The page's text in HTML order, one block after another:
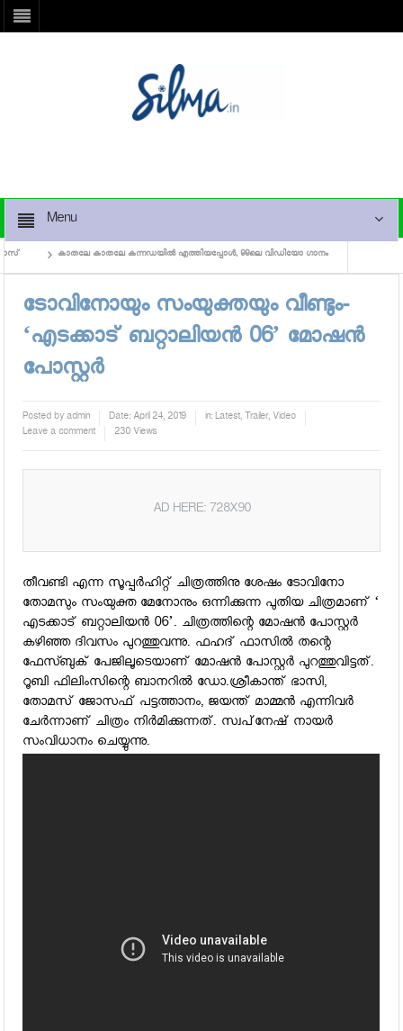
Menu
കാതലേ കാതലേ കന്നഡയില്‍ എത്തിയപ്പോള്‍, 99ലെ വിഡിയോ ഗാനം
ടോവിനോയും സംയുക്തയും വീണ്ടും-
‘എടക്കാട് ബറ്റാലിയന്‍ 06’ മോഷന്‍
പോസ്റ്റര്‍
Posted byadmin Date: April 24, 2019 in:Latest, Trailer, Video
Leave a comment
230 Views
AD HERE: 728X90
തീവണ്ടി എന്ന സൂപ്പര്‍ഹിറ്റ് ചിത്രത്തിനു ശേഷം ടോവിനോ
തോമസും സംയുക്ത മേനോനും ഒന്നിക്കുന്ന പുതിയ ചിത്രമാണ് ‘
എടക്കാട് ബറ്റാലിയന്‍ 06’. ചിത്രത്തിന്റെ മോഷന്‍ പോസ്റ്റര്‍
കഴിഞ്ഞ ദിവസം പുറത്തുവന്നു. ഫഹദ് ഫാസില്‍ തന്റെ
ഫേസ്ബുക് പേജിലൂടെയാണ് മോഷന്‍ പോസ്റ്റര്‍ പുറത്തുവിട്ടത്.
റൂബി ഫിലിംസിന്റെ ബാനറില്‍ ഡോ.ശ്രീകാന്ത് ഭാസി,
തോമസ് ജോസഫ് പട്ടത്താനം, ജയന്ത് മാമ്മന്‍ എന്നിവര്‍
ചേര്‍ന്നാണ് ചിത്രം നിര്‍മിക്കുന്നത്. സ്വപ്‌നേഷ് നായര്‍
സംവിധാനം ചെയ്യുന്നു.